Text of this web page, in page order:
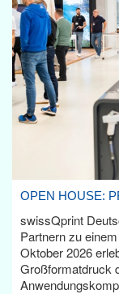
OPEN HOUSE:
swissQprint
Partnern zu
Oktober 2026
Großformatdruck